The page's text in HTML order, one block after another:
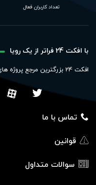
تعداد کاربران فعال
با افکت 24 فراتر از یک رویا
افکت 24 بزرگترین مرجع پروژه های گرافیکی در ایران
تماس با ما
قوانین
سوالات متداول